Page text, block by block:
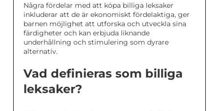
Några fördelar med att köpa billiga leksaker
inkluderar att de är ekonomiskt fördelaktiga, ger
barnen möjlighet att utforska och utveckla sina
färdigheter och kan erbjuda liknande
underhållning och stimulering som dyrare
alternativ.
Vad definieras som billiga
leksaker?